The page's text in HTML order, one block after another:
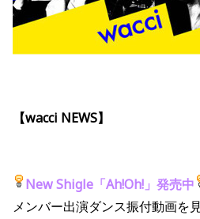
【wacci NEWS】
New Shigle「Ah!Oh!」発売中
メンバー出演ダンス振付動画を